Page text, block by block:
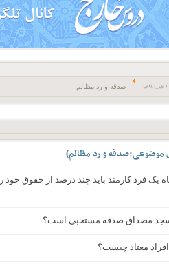
صدقه و رد مظالم
موضوعی:صدقه و رد مظالم)
یک فرد کارمند باید چند درصد از حقوق
مصداق صدقه مستحبی است؟
معتاد چیست؟